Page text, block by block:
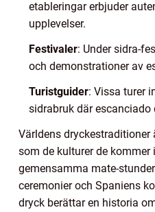
etableringar erbjuder
upplevelser.
Festivaler: Under sidra-
och demonstrationer av
Turistguider: Vissa turer
sidrabruk där escanciado
Världens
som de kulturer de
gemensamma mate-
ceremonier och Spaniens
dryck berättar en historia